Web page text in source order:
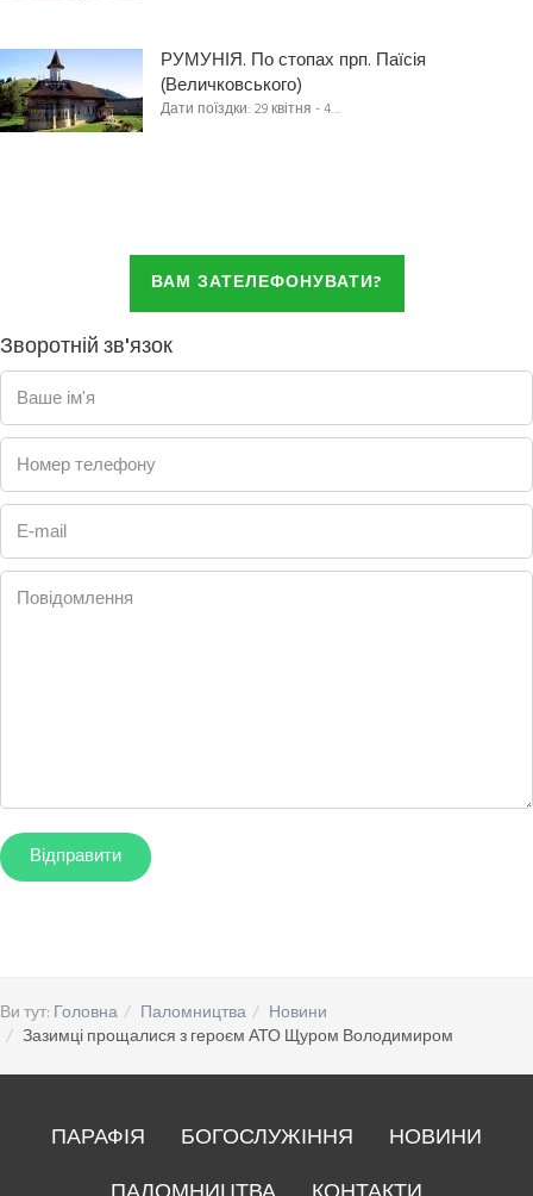
РУМУНІЯ. По стопах прп. Паїсія
(Величковського)
Дати поїздки: 29 квітня - 4…
ВАМ ЗАТЕЛЕФОНУВАТИ?
Зворотній зв'язок
Ваше ім'я
Номер телефону
E-mail
Повідомлення
Ви тут: Головна Паломництва
Новини
Зазимці прощалися з героєм АТО Щуром Володимиром
ПАРАФІЯ БОГОСЛУЖІННЯ
НОВИНИ